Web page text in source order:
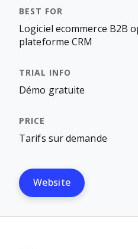
Logiciel ecommerce B2B
plateforme CRM
Démo gratuite
Tarifs sur demande
Website